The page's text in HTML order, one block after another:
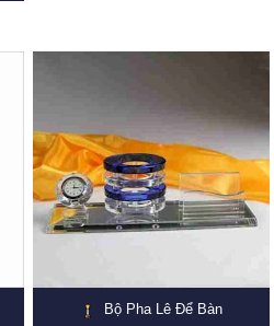
Bộ Pha Lê Để Bàn